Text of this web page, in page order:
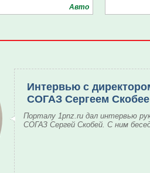
Авто
Интервью с
СОГАЗ Сергеем
Порталу 1pnz.ru дал интервью
СОГАЗ Сергей Скобей. С ним